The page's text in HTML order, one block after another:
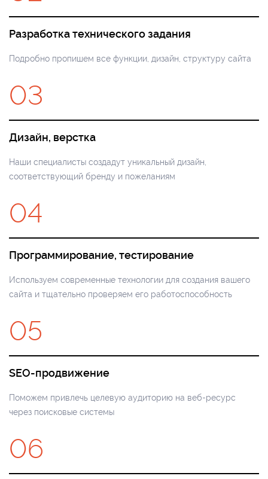
Разработка технического задания
Подробно пропишем все функции, дизайн, структуру сайта
03
Дизайн, верстка
Наши специалисты создадут уникальный дизайн,
соответствующий бренду и пожеланиям
04
Программирование, тестирование
Используем современные технологии для создания вашего
сайта и тщательно проверяем его работоспособность
05
SEO-продвижение
Поможем привлечь целевую аудиторию на веб-ресурс
через поисковые системы
06